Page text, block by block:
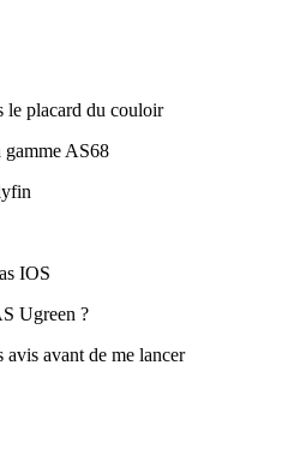
le placard du couloir
gamme AS68
IOS
Ugreen ?
avant de me lancer